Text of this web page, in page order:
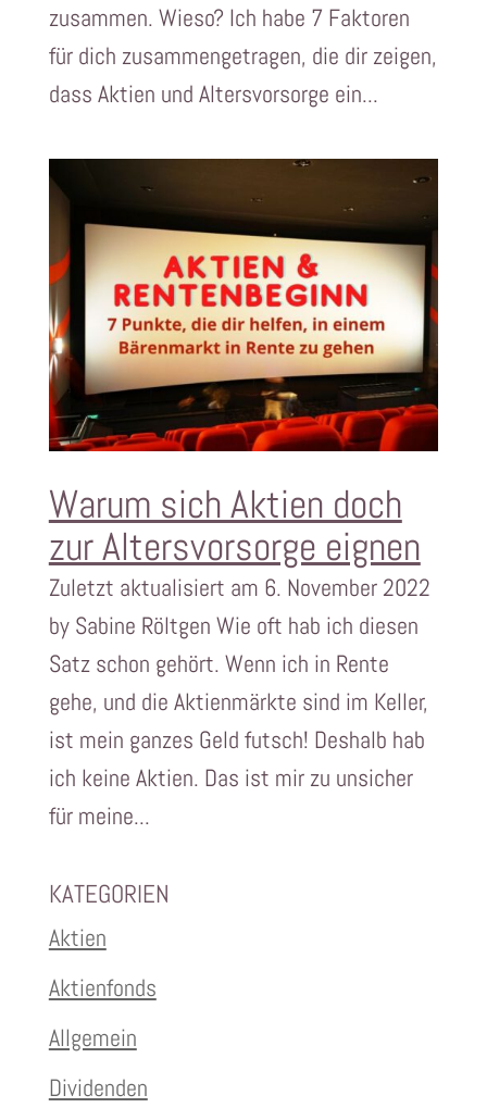
zusammen. Wieso? Ich habe 7 Faktoren
für dich zusammengetragen, die dir zeigen,
dass Aktien und Altersvorsorge ein...
Warum sich Aktien doch
zur Altersvorsorge eignen
Zuletzt aktualisiert am 6. November 2022
by Sabine Röltgen Wie oft hab ich diesen
Satz schon gehört. Wenn ich in Rente
gehe, und die Aktienmärkte sind im Keller,
ist mein ganzes Geld futsch! Deshalb hab
ich keine Aktien. Das ist mir zu unsicher
für meine...
KATEGORIEN
Aktien
Aktienfonds
Allgemein
Dividenden